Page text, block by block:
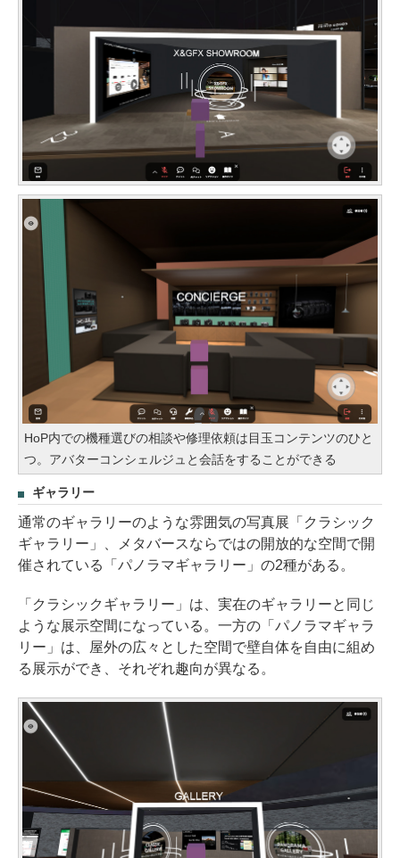
HoP内での機種選びの相談や修理依頼は目玉コンテンツのひと
つ。アバターコンシェルジュと会話をすることができる
ギャラリー
通常のギャラリーのような雰囲気の写真展「クラシック
ギャラリー」、メタバースならではの開放的な空間で開
催されている「パノラマギャラリー」の2種がある。
「クラシックギャラリー」は、実在のギャラリーと同じ
ような展示空間になっている。一方の「パノラマギャラ
リー」は、屋外の広々とした空間で壁自体を自由に組め
る展示ができ、それぞれ趣向が異なる。